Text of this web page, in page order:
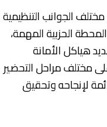
الجوانب التنظيمية
الحزبية المهمة،
هياكل الأمانة
مختلف مراحل التحضير
لإنجاحه وتحقيق